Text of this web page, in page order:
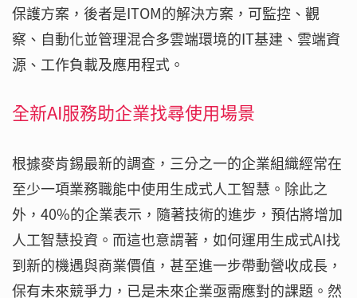
保護方案，後者是ITOM的解決方案，可監控、觀
察、自動化並管理混合多雲端環境的IT基建、雲端資
源、工作負載及應用程式。
全新AI服務助企業找尋使用場景
根據麥肯錫最新的調查，三分之一的企業組織經常在
至少一項業務職能中使用生成式人工智慧。除此之
外，40%的企業表示，隨著技術的進步，預估將增加
人工智慧投資。而這也意謂著，如何運用生成式AI找
到新的機遇與商業價值，甚至進一步帶動營收成長，
保有未來競爭力，已是未來企業亟需應對的課題。然